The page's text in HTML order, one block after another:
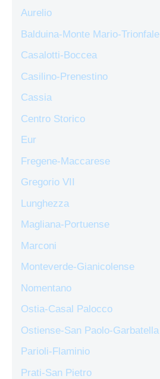
Aurelio
Balduina-Monte Mario-Trionfale
Casalotti-Boccea
Casilino-Prenestino
Cassia
Centro Storico
Eur
Fregene-Maccarese
Gregorio VII
Lunghezza
Magliana-Portuense
Marconi
Monteverde-Gianicolense
Nomentano
Ostia-Casal Palocco
Ostiense-San Paolo-Garbatella
Parioli-Flaminio
Prati-San Pietro